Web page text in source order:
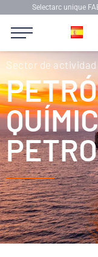
Ir al contenidoSelectarc unique
Sector de actividad